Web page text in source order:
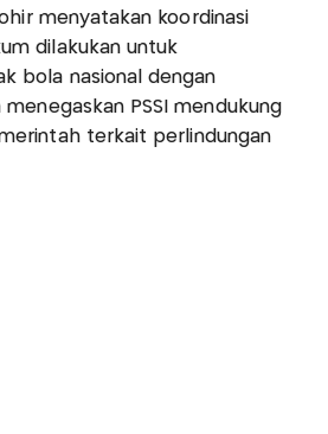
menyatakan koordinasi
dilakukan untuk
bola nasional dengan
PSSI mendukung
terkait perlindungan